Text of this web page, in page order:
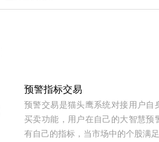
预警指标交易
预警交易是猫头鹰系统对接用户自
买卖功能，用户在自己的大智慧预
有自己的指标，当市场中的个股满